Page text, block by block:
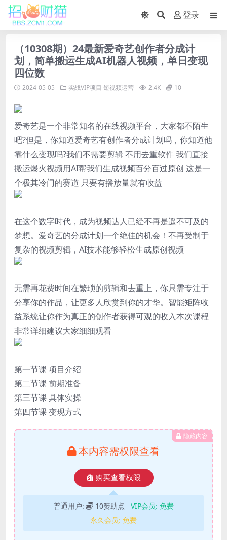
登录
（10308期）24最新爱奇艺创作者分成计
划，简单搬运生成AI机器人视频，单日变现
四位数
2024-05-05 实战VIP项目 短视频运营 2.4K 10
爱奇艺是一个非常知名的在线视频平台，大家都不陌生
吧?但是，你知道爱奇艺有创作者分成计划吗，你知道他
靠什么变现吗?我们不需要剪辑 不用去重软件 我们直接
搬运爆火视频用AI帮我们生成视频百分百过原创 这是一
个极其冷门的赛道 只要有播放量就有收益
在这个数字时代，成为视频达人已经不再是遥不可及的
梦想。爱奇艺的分成计划一个绝佳的机会！不再受制于
复杂的视频剪辑，AI技术能够轻松生成原创视频
无需再花费时间在繁琐的剪辑和去重上，你只需专注于
分享你的作品，让更多人欣赏到你的才华。智能矩阵收
益系统让你作为真正的创作者获得可观的收入本次课程
非常详细建议大家细细观看
第一节课 项目介绍
第二节课 前期准备
第三节课 具体实操
第四节课 变现方式
隐藏内容
本内容需权限查看
购买查看权限
普通用户: 10赞助点 VIP会员: 免费
永久会员: 免费